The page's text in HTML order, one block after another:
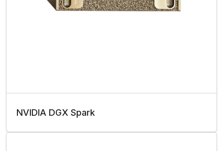
NVIDIA DGX Spark